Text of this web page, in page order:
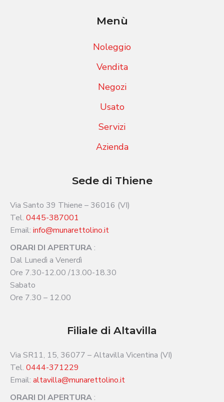
Menù
Noleggio
Vendita
Negozi
Usato
Servizi
Azienda
Sede di Thiene
Via Santo 39 Thiene – 36016 (VI)
Tel. 0445-387001
Email: info@munarettolino.it
ORARI DI APERTURA:
Dal Lunedì a Venerdì
Ore 7.30-12.00 /13.00-18.30
Sabato
Ore 7.30 – 12.00
Filiale di Altavilla
Via SR11, 15, 36077 – Altavilla Vicentina (VI)
Tel. 0444-371229
Email: altavilla@munarettolino.it
ORARI DI APERTURA: